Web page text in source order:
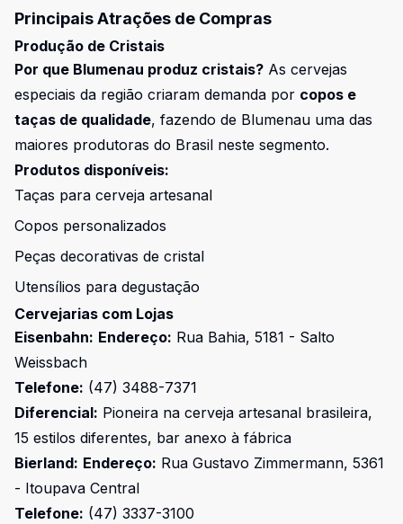
Principais Atrações de Compras
Produção de Cristais
Por que Blumenau produz cristais? As cervejas
especiais da região criaram demanda por copos e
taças de qualidade, fazendo de Blumenau uma das
maiores produtoras do Brasil neste segmento.
Produtos disponíveis:
Taças para cerveja artesanal
Copos personalizados
Peças decorativas de cristal
Utensílios para degustação
Cervejarias com Lojas
Eisenbahn: Endereço: Rua Bahia, 5181 - Salto
Weissbach
Telefone: (47) 3488-7371
Diferencial: Pioneira na cerveja artesanal brasileira,
15 estilos diferentes, bar anexo à fábrica
Bierland: Endereço: Rua Gustavo Zimmermann, 5361
- Itoupava Central
Telefone: (47) 3337-3100